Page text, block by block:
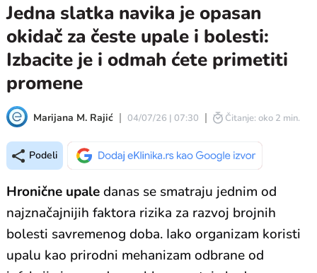
Jedna slatka navika je opasan
okidač za česte upale i bolesti:
Izbacite je i odmah ćete primetiti
promene
Marijana M. Rajić 04/07/26 | 07:30 Čitanje: oko 2 min.
Podeli
Hronične upaledanas se smatraju jednim od
najznačajnijih faktora rizika za razvoj brojnih
bolesti savremenog doba. Iako organizam koristi
upalu kao prirodni mehanizam odbrane od